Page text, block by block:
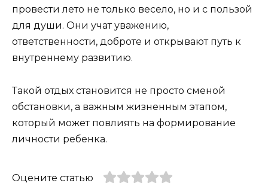
провести лето не только весело, но и с пользой
для души. Они учат уважению,
ответственности, доброте и открывают путь к
внутреннему развитию.
Такой отдых становится не просто сменой
обстановки, а важным жизненным этапом,
который может повлиять на формирование
личности ребенка.
Оцените статью